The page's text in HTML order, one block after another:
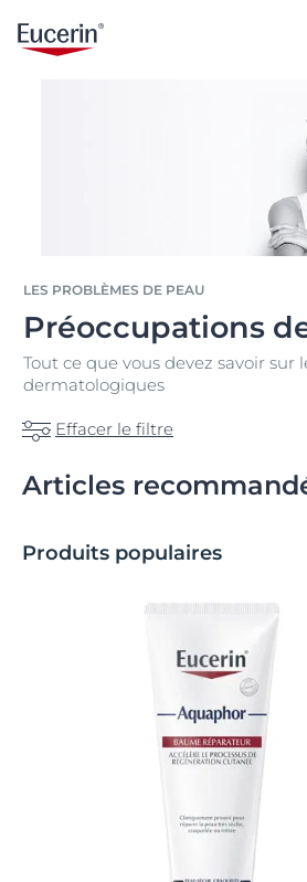
LES PROBLÈMES DE PEAU
Préoccupations
Tout ce que vous devez savoir sur
dermatologiques
Effacer le filtre
Articles
Produits populaires